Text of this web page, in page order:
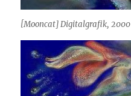
[Mooncat] Digitalgrafik, 2000